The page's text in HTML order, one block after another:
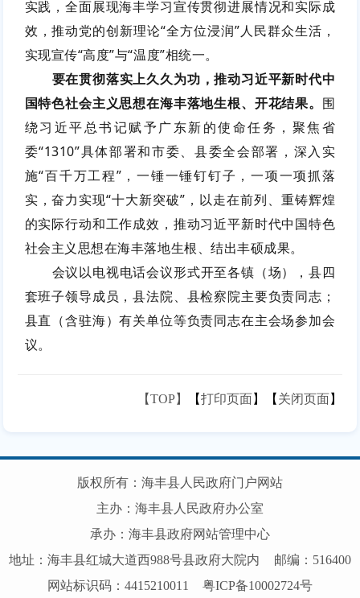
实践，全面展现海丰学习宣传贯彻进展情况和实际成
效，推动党的创新理论“全方位浸润”人民群众生活，
实现宣传“高度”与“温度”相统一。
要在贯彻落实上久久为功，推动习近平新时代中
国特色社会主义思想在海丰落地生根、开花结果。 围
绕习近平总书记赋予广东新的使命任务，聚焦省
委“1310”具体部署和市委、县委全会部署，深入实
施“百千万工程”，一锤一锤钉钉子，一项一项抓落
实，奋力实现“十大新突破”，以走在前列、重铸辉煌
的实际行动和工作成效，推动习近平新时代中国特色
社会主义思想在海丰落地生根、结出丰硕成果。
会议以电视电话会议形式开至各镇（场），县四
套班子领导成员，县法院、县检察院主要负责同志；
县直（含驻海）有关单位等负责同志在主会场参加会
议。
【TOP】 【打印页面】【 关闭页面】
版权所有：海丰县人民政府门户网站
主办：海丰县人民政府办公室
承办：海丰县政府网站管理中心
地址：海丰县红城大道西988号县政府大院内
邮编：516400
网站标识码：4415210011
粤ICP备10002724号